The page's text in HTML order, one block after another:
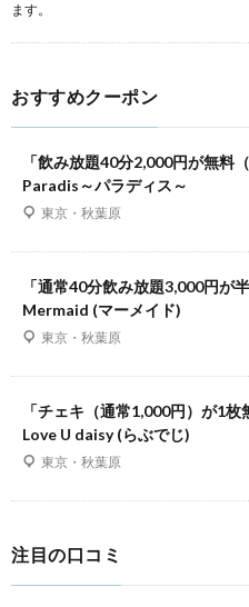
ます。
おすすめクーポン
「飲み放題40分2,000円が無料
Paradis～パラディス～
東京・秋葉原
「通常40分飲み放題3,000円が
Mermaid (マーメイド)
東京・秋葉原
「チェキ（通常1,000円）が1枚
Love U daisy (らぶでじ)
東京・秋葉原
注目の口コミ